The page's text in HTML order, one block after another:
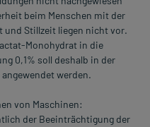
beim Menschen mit der
und Stillzeit liegen nicht vor.
Monohydrat in die
0,1% soll deshalb in der
werden.
von Maschinen:
der Beeinträchtigung der